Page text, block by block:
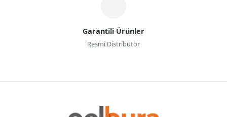
Garantili Ürünler
Resmi Distribütör